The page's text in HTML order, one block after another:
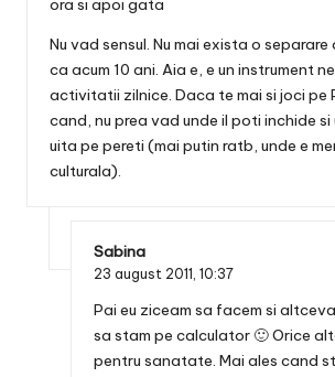
ora si apoi gata
Nu vad sensul. Nu mai exista o
ca acum 10 ani. Aia e, e un instrument
activitatii zilnice. Daca te mai si joci pe
cand, nu prea vad unde il poti inchide
uita pe pereti (mai putin ratb, unde e
culturala).
Sabina
23 august 2011, 10:37
Pai eu ziceam sa facem si
sa stam pe calculator 🙂 Orice
pentru sanatate. Mai ales cand